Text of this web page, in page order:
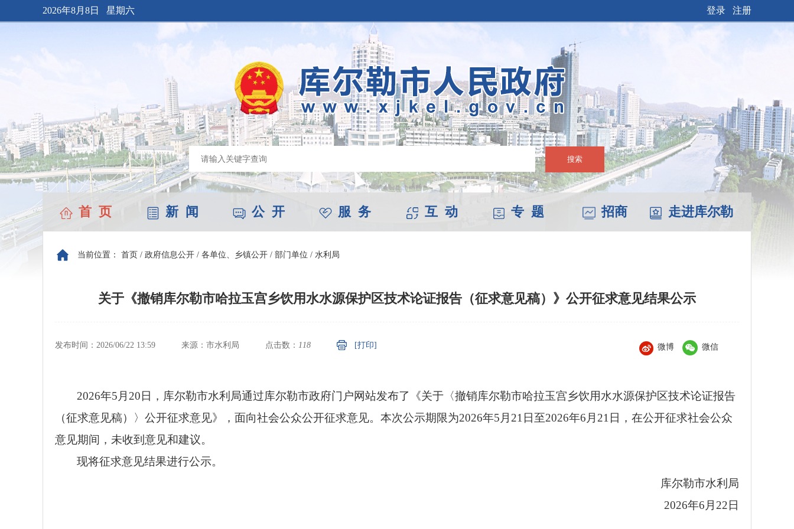
2026年8月8日 星期六 登录 注册
搜索
首 页 新 闻 公 开 服 务 互 动 专 题 招商 走进库尔勒
当前位置： 首页 / 政府信息公开 / 各单位、乡镇公开 / 部门单位 / 水利局
关于《撤销库尔勒市哈拉玉宫乡饮用水水源保护区技术论证报告（征求意见稿）》公开征求意见结果公示
发布时间：2026/06/22 13:59 来源：市水利局 点击数： 118 [打印] 微博 微信
2026年5月20日，库尔勒市水利局通过库尔勒市政府门户网站发布了《关于〈撤销库尔勒市哈拉玉宫乡饮用水水源保护区技术论证报告
（征求意见稿）〉公开征求意见》， 面向社会公众公开征求意见。本次公示期限为2026年5月21日至2026年6月21日，在公开征求社会公众
意见期间，未收到意见和建议。
现将征求意见结果进行公示。
库尔勒市水利局
2026年6月22日